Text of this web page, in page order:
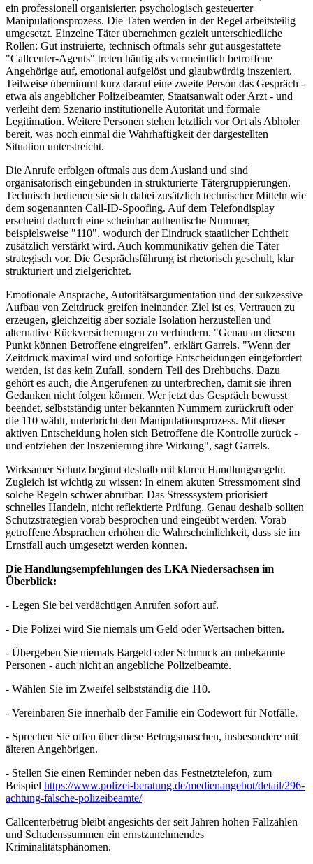
ein professionell organisierter, psychologisch gesteuerter
Manipulationsprozess. Die Taten werden in der Regel arbeitsteilig
umgesetzt. Einzelne Täter übernehmen gezielt unterschiedliche
Rollen: Gut instruierte, technisch oftmals sehr gut ausgestattete
"Callcenter-Agents" treten häufig als vermeintlich betroffene
Angehörige auf, emotional aufgelöst und glaubwürdig inszeniert.
Teilweise übernimmt kurz darauf eine zweite Person das Gespräch -
etwa als angeblicher Polizeibeamter, Staatsanwalt oder Arzt - und
verleiht dem Szenario institutionelle Autorität und formale
Legitimation. Weitere Personen stehen letztlich vor Ort als Abholer
bereit, was noch einmal die Wahrhaftigkeit der dargestellten
Situation unterstreicht.
Die Anrufe erfolgen oftmals aus dem Ausland und sind
organisatorisch eingebunden in strukturierte Tätergruppierungen.
Technisch bedienen sie sich dabei zusätzlich technischer Mitteln wie
dem sogenannten Call-ID-Spoofing. Auf dem Telefondisplay
erscheint dadurch eine scheinbar authentische Nummer,
beispielsweise "110", wodurch der Eindruck staatlicher Echtheit
zusätzlich verstärkt wird. Auch kommunikativ gehen die Täter
strategisch vor. Die Gesprächsführung ist rhetorisch geschult, klar
strukturiert und zielgerichtet.
Emotionale Ansprache, Autoritätsargumentation und der sukzessive
Aufbau von Zeitdruck greifen ineinander. Ziel ist es, Vertrauen zu
erzeugen, gleichzeitig aber soziale Isolation herzustellen und
alternative Rückversicherungen zu verhindern. "Genau an diesem
Punkt können Betroffene eingreifen", erklärt Garrels. "Wenn der
Zeitdruck maximal wird und sofortige Entscheidungen eingefordert
werden, ist das kein Zufall, sondern Teil des Drehbuchs. Dazu
gehört es auch, die Angerufenen zu unterbrechen, damit sie ihren
Gedanken nicht folgen können. Wer jetzt das Gespräch bewusst
beendet, selbstständig unter bekannten Nummern zurückruft oder
die 110 wählt, unterbricht den Manipulationsprozess. Mit dieser
aktiven Entscheidung holen sich Betroffene die Kontrolle zurück -
und entziehen der Inszenierung ihre Wirkung", sagt Garrels.
Wirksamer Schutz beginnt deshalb mit klaren Handlungsregeln.
Zugleich ist wichtig zu wissen: In einem akuten Stressmoment sind
solche Regeln schwer abrufbar. Das Stresssystem priorisiert
schnelles Handeln, nicht reflektierte Prüfung. Genau deshalb sollten
Schutzstrategien vorab besprochen und eingeübt werden. Vorab
getroffene Absprachen erhöhen die Wahrscheinlichkeit, dass sie im
Ernstfall auch umgesetzt werden können.
Die Handlungsempfehlungen des LKA Niedersachsen im
Überblick:
- Legen Sie bei verdächtigen Anrufen sofort auf.
- Die Polizei wird Sie niemals um Geld oder Wertsachen bitten.
- Übergeben Sie niemals Bargeld oder Schmuck an unbekannte
Personen - auch nicht an angebliche Polizeibeamte.
- Wählen Sie im Zweifel selbstständig die 110.
- Vereinbaren Sie innerhalb der Familie ein Codewort für Notfälle.
- Sprechen Sie offen über diese Betrugsmaschen, insbesondere mit
älteren Angehörigen.
- Stellen Sie einen Reminder neben das Festnetztelefon, zum
Beispiel https://www.polizei-beratung.de/medienangebot/detail/296-
achtung-falsche-polizeibeamte/
Callcenterbetrug bleibt angesichts der seit Jahren hohen Fallzahlen
und Schadenssummen ein ernstzunehmendes
Kriminalitätsphänomen.